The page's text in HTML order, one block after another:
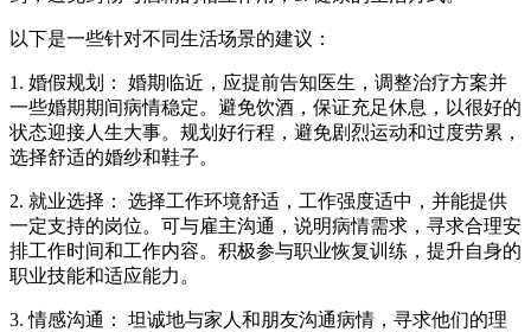
以下是一些针对不同生活场景的建议：
1. 婚假规划： 婚期临近，应提前告知医生，调整治疗方案并
一些婚期期间病情稳定。避免饮酒，保证充足休息，以很好的
状态迎接人生大事。规划好行程，避免剧烈运动和过度劳累，
选择舒适的婚纱和鞋子。
2. 就业选择： 选择工作环境舒适，工作强度适中，并能提供
一定支持的岗位。可与雇主沟通，说明病情需求，寻求合理安
排工作时间和工作内容。积极参与职业恢复训练，提升自身的
职业技能和适应能力。
3. 情感沟通： 坦诚地与家人和朋友沟通病情，寻求他们的理